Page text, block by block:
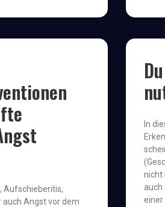
Aufschieberitis,
Angst vor dem
In
nicht
auch
einer